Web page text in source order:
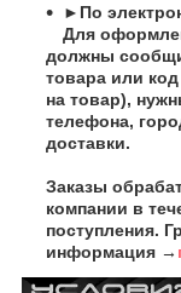
►По
Для
должны
товара или
на товар),
телефона,
доставки.
Заказы
компании в
поступления.
информация →